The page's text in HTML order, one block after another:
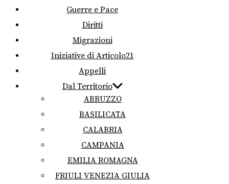
Guerre e Pace
Diritti
Migrazioni
Iniziative di Articolo21
Appelli
Dal Territorio
ABRUZZO
BASILICATA
CALABRIA
CAMPANIA
EMILIA ROMAGNA
FRIULI VENEZIA GIULIA